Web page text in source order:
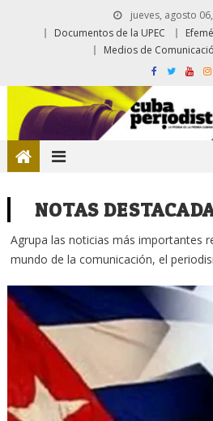
jueves, agosto
Documentos de la UPEC
Medios de
NOTAS
Agrupa las noticias más importantes
mundo de la comunicación, el